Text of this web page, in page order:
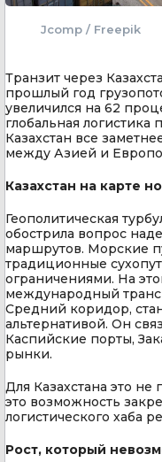
Jcomp / Freepik
Транзит через
прошлый год
увеличился на 62
глобальная
Казахстан все
между Азией и
Казахстан на карте
Геополитическая
обострила вопрос
маршрутов. Морские
традиционные
ограничениями. На
международный
Средний коридор,
альтернативой. Он
Каспийские порты,
рынки.
Для Казахстана это
это возможность
логистического хаба
Рост, который